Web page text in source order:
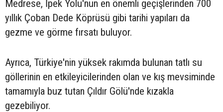
Medrese, İpek Yolu'nun en önemli geçişlerinden 700
yıllık Çoban Dede Köprüsü gibi tarihi yapıları da
gezme ve görme fırsatı buluyor.
Ayrıca, Türkiye'nin yüksek rakımda bulunan tatlı su
göllerinin en etkileyicilerinden olan ve kış mevsiminde
tamamıyla buz tutan Çıldır Gölü'nde kızakla
gezebiliyor.